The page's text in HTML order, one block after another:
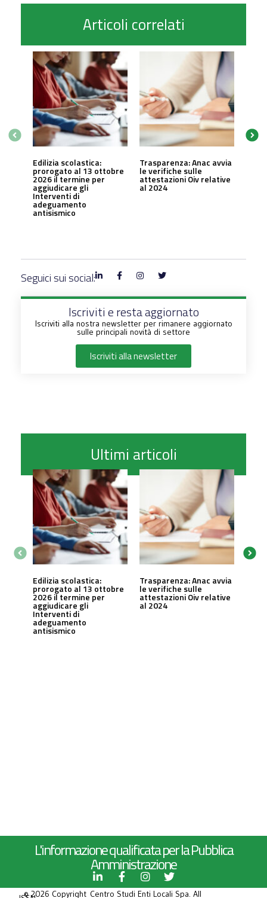
Articoli correlati
Edilizia scolastica:
prorogato al 13 ottobre
2026 il termine per
aggiudicare gli
Interventi di
adeguamento
antisismico
Trasparenza: Anac avvia
le verifiche sulle
attestazioni Oiv relative
al 2024
Seguici sui social:
Iscriviti e resta aggiornato
Iscriviti alla nostra newsletter per rimanere aggiornato
sulle principali novità di settore
Iscriviti alla newsletter
Ultimi articoli
Edilizia scolastica:
prorogato al 13 ottobre
2026 il termine per
aggiudicare gli
Interventi di
adeguamento
antisismico
Trasparenza: Anac avvia
le verifiche sulle
attestazioni Oiv relative
al 2024
L'informazione qualificata per la Pubblica
Amministrazione
© 2026 Copyright Centro Studi Enti Locali Spa. All